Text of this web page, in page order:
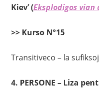
Kiev’(Eksplodigos vian
>> Kurso N°15
Transitiveco – la
4. PERSONE – Liza